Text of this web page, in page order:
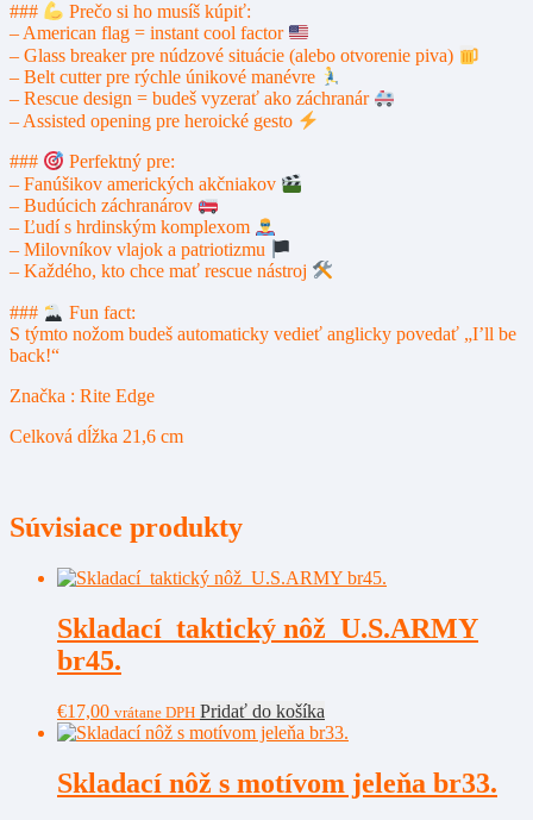
###
Prečo si ho musíš kúpiť:
– American flag = instant cool factor
– Glass breaker pre núdzové situácie (alebo otvorenie piva)
– Belt cutter pre rýchle únikové manévre
– Rescue design = budeš vyzerať ako záchranár
– Assisted opening pre heroické gesto
###
Perfektný pre:
– Fanúšikov amerických akčniakov
– Budúcich záchranárov
– Ľudí s hrdinským komplexom
– Milovníkov vlajok a patriotizmu
– Každého, kto chce mať rescue nástroj
###
Fun fact:
S týmto nožom budeš automaticky vedieť anglicky povedať „I’ll be
back!“
Značka : Rite Edge
Celková dĺžka 21,6 cm
Súvisiace produkty
Skladací taktický nôž U.S.ARMY
br45.
€17,00 vrátane DPH Pridať do košíka
Skladací nôž s motívom jeleňa br33.